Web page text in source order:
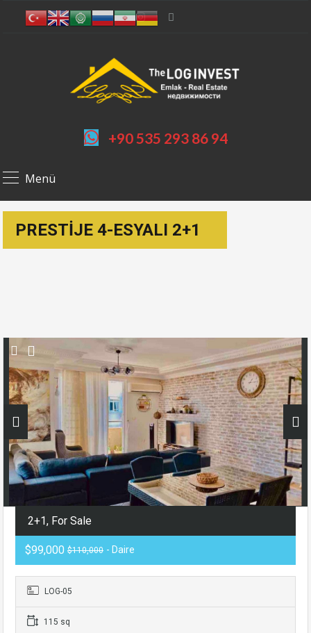
+90 535 293 86 94
Menü
PRESTİJE 4-ESYALI 2+1
2+1, For Sale
$99,000 $110,000 - Daire
LOG-05
115 sq